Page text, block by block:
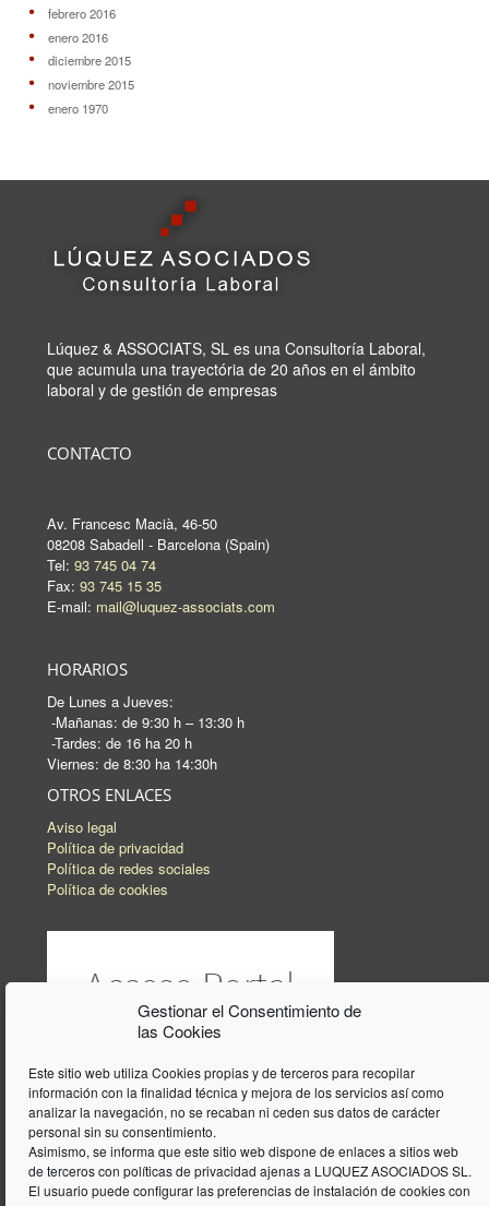
Gestionar el Consentimiento de
las Cookies
Este sitio web utiliza Cookies propias y de terceros para recopilar
información con la finalidad técnica y mejora de los servicios así como
analizar la navegación, no se recaban ni ceden sus datos de carácter
personal sin su consentimiento.
Asimismo, se informa que este sitio web dispone de enlaces a sitios web
de terceros con políticas de privacidad ajenas a LUQUEZ ASOCIADOS SL.
El usuario puede configurar las preferencias de instalación de cookies con
febrero 2016
enero 2016
diciembre 2015
noviembre 2015
enero 1970
Lúquez & ASSOCIATS, SL es una Consultoría Laboral,
que acumula una trayectória de 20 años en el ámbito
laboral y de gestión de empresas
CONTACTO
Av. Francesc Macià, 46-50
08208 Sabadell - Barcelona (Spain)
Tel: 93 745 04 74
Fax: 93 745 15 35
E-mail: mail@luquez-associats.com
HORARIOS
De Lunes a Jueves:
-Mañanas: de 9:30 h – 13:30 h
-Tardes: de 16 ha 20 h
Viernes: de 8:30 ha 14:30h
OTROS ENLACES
Aviso legal
Política de privacidad
Política de redes sociales
Política de cookies